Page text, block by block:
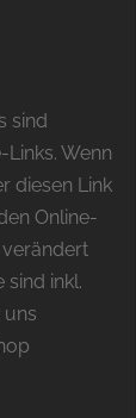
sind
Wenn
diesen Link
Online-
verändert
sind inkl.
uns